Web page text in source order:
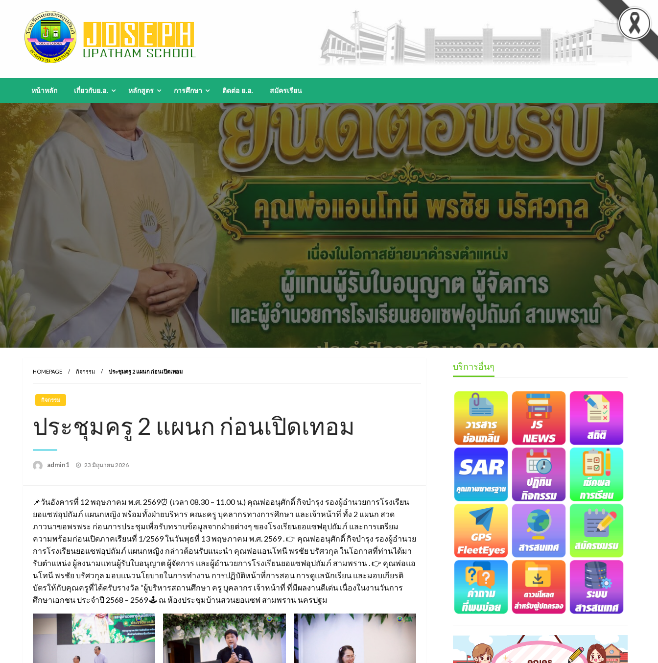
content
หน้าหลัก เกี่ยวกับย.อ. หลักสูตร การศึกษา ติดต่อ ย.อ. สมัครเรียน
HOMEPAGE กิจกรรม ประชุมครู 2 แผนก ก่อนเปิดเทอม
กิจกรรม
ประชุมครู 2 แผนก ก่อนเปิดเทอม
admin1
Posted
23 มิถุนายน 2026
📌วันอังคารที่ 12 พฤษภาคม พ.ศ. 2569⏰ (เวลา 08.30 – 11.00 น.) คุณพ่ออนุศักดิ์ กิจบำรุง รองผู้อำนวยการโรงเรียน
ยอแซฟอุปถัมภ์ แผนกหญิง พร้อมทั้งฝ่ายบริหาร คณะครู บุคลากรทางการศึกษา และเจ้าหน้าที่ ทั้ง 2 แผนก สวด
ภาวนาขอพรพระ ก่อนการประชุมเพื่อรับทราบข้อมูลจากฝ่ายต่างๆ ของโรงเรียนยอแซฟอุปถัมภ์ และการเตรียม
ความพร้อมก่อนเปิดภาคเรียนที่ 1/2569 ในวันพุธที่ 13 พฤษภาคม พ.ศ. 2569 . 👉 คุณพ่ออนุศักดิ์ กิจบำรุง รองผู้อำนวย
การโรงเรียนยอแซฟอุปถัมภ์ แผนกหญิง กล่าวต้อนรับแนะนำ คุณพ่อแอนโทนี พรชัย บรัศวกุล ในโอกาสที่ท่านได้มา
รับตำแหน่ง ผู้ลงนามแทนผู้รับใบอนุญาต ผู้จัดการ และผู้อำนวยการโรงเรียนยอแซฟอุปถัมภ์ สามพราน . 👉 คุณพ่อแอ
นโทนี พรชัย บรัศวกุล มอบแนวนโยบายในการทำงาน การปฏิบัติหน้าที่การสอน การดูแลนักเรียน และมอบเกียรติ
บัตรให้กับคุณครูที่ได้ดรับรางวัล “ผู้บริหารสถานศึกษา ครู บุคลากร เจ้าหน้าที่ ที่มีผลงานดีเด่น เนื่องในงานวันการ
ศึกษาเอกชน ประจำปี 2568 – 2569 🕹 ณ ห้องประชุมบ้านสวนยอแซฟ สามพราน นครปฐม
บริการอื่นๆ